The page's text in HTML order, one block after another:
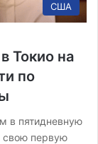
США
Токио на
по
в пятидневную
свою первую